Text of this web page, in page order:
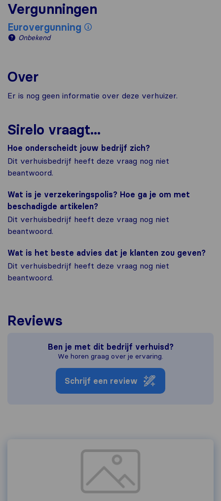
Vergunningen
Eurovergunning
Onbekend
Over
Er is nog geen informatie over deze verhuizer.
Sirelo vraagt...
Hoe onderscheidt jouw bedrijf zich?
Dit verhuisbedrijf heeft deze vraag nog niet
beantwoord.
Wat is je verzekeringspolis? Hoe ga je om met
beschadigde artikelen?
Dit verhuisbedrijf heeft deze vraag nog niet
beantwoord.
Wat is het beste advies dat je klanten zou geven?
Dit verhuisbedrijf heeft deze vraag nog niet
beantwoord.
Reviews
Ben je met dit bedrijf verhuisd?
We horen graag over je ervaring.
Schrijf een review